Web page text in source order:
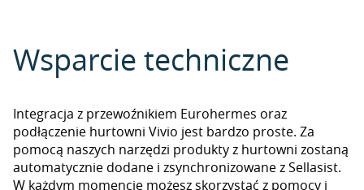
Wsparcie techniczne
Integracja z przewoźnikiem Eurohermes oraz
podłączenie hurtowni Vivio jest bardzo proste. Za
pomocą naszych narzędzi produkty z hurtowni zostaną
automatycznie dodane i zsynchronizowane z Sellasist.
W każdym momencie możesz skorzystać z pomocy i